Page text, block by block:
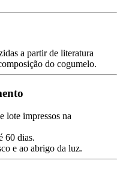
a partir de literatura
do cogumelo.
lote impressos na
60 dias.
e ao abrigo da luz.